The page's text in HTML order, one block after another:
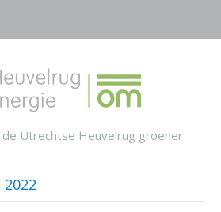
de Utrechtse Heuvelrug groener